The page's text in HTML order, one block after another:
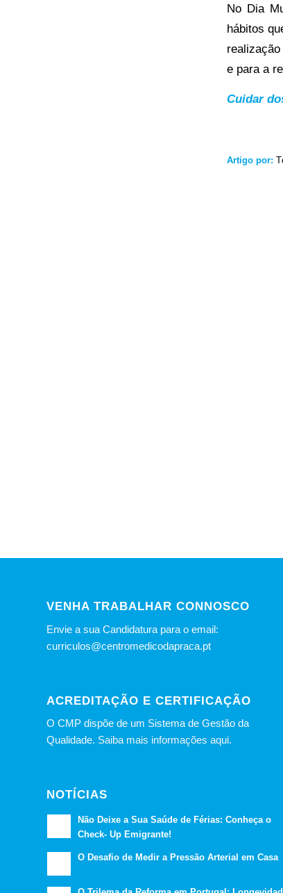
No Dia
hábitos
e para a
Cuidar
Artigo por:
VENHA TRABALHAR CONNOSCO
Envie a sua Candidatura para o email:
curriculos@centromedicodapraca.pt
ACREDITAÇÃO E CERTIFICAÇÃO
O CMP dispõe de um Sistema de Gestão da
Qualidade. Saiba mais informações aqui.
NOTÍCIAS
Não Deixe a Sua Saúde de Férias: Conheça o
Check- Up Emigrante!
O Desafio de Medir a Pressão Arterial em Casa